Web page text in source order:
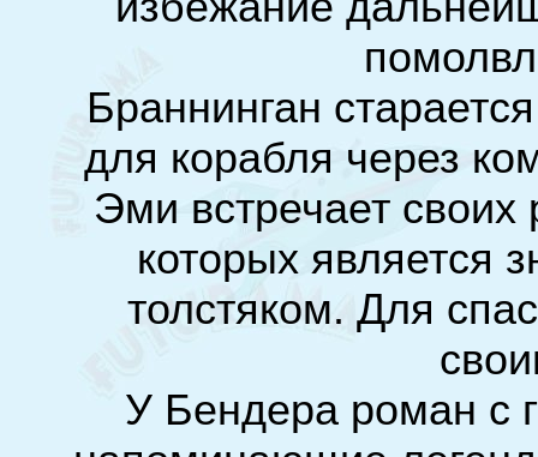
Браннинган
для корабля через
Эми встречает
которых является
толстяком. Для
У Бендера роман с